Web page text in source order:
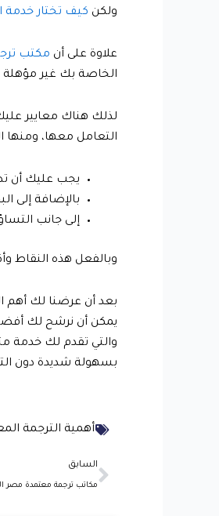
ولكن كيف تختار خدمة
علاوة على أن مكتب
الخاصة بك غير
لذلك هناك معايير
التعامل معها، ومنها
يجب عليك أن
بالإضافة إلى
إلى جانب
وبالفعل هذه النقاط
بعد أن عرضنا لك أهم
يمكن أن نرشح لك
والتي تقدم لك خدمة
بسهولة شديدة دون
أهمية الترجمة
Prev
السابق
مكاتب ترجمة معتمدة مصر